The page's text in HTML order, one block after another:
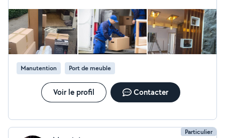
Manutention Port de meuble
Voir le profil Contacter
Particulier